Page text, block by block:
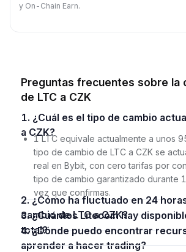
y On-Chain Earn.
Preguntas frecuentes sobre la
de LTC a CZK
1. ¿Cuál es el tipo de cambio actual de 1 LTC
a CZK?
1 LTC equivale actualmente a unos
tipo de cambio de LTC a CZK se
real en Bybit, con cero tarifas por
tipo de cambio garantizado durante
vez que confirmas.
2. ¿Cómo ha fluctuado en 24 horas el tipo de
cambio de LTC a CZK?
3. ¿Cuántos Litecoin hay disponibles en
total?
4. ¿Dónde puedo encontrar recursos para
aprender a hacer trading?